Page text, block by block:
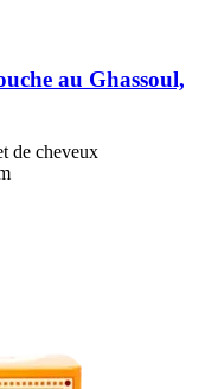
au Ghassoul,
de cheveux